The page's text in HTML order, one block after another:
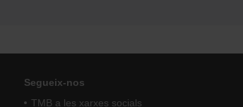
Segueix-nos
TMB a les xarxes socials